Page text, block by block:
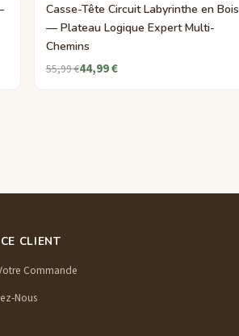
Casse-Tête Circuit Labyrinthe en Bois
— Plateau Logique Expert Multi-
Chemins
55,99 €44,99 €
CLIENT
Commande
Nous